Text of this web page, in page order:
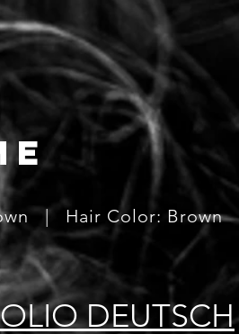
| Hair Color: Brown
DEUTSCH